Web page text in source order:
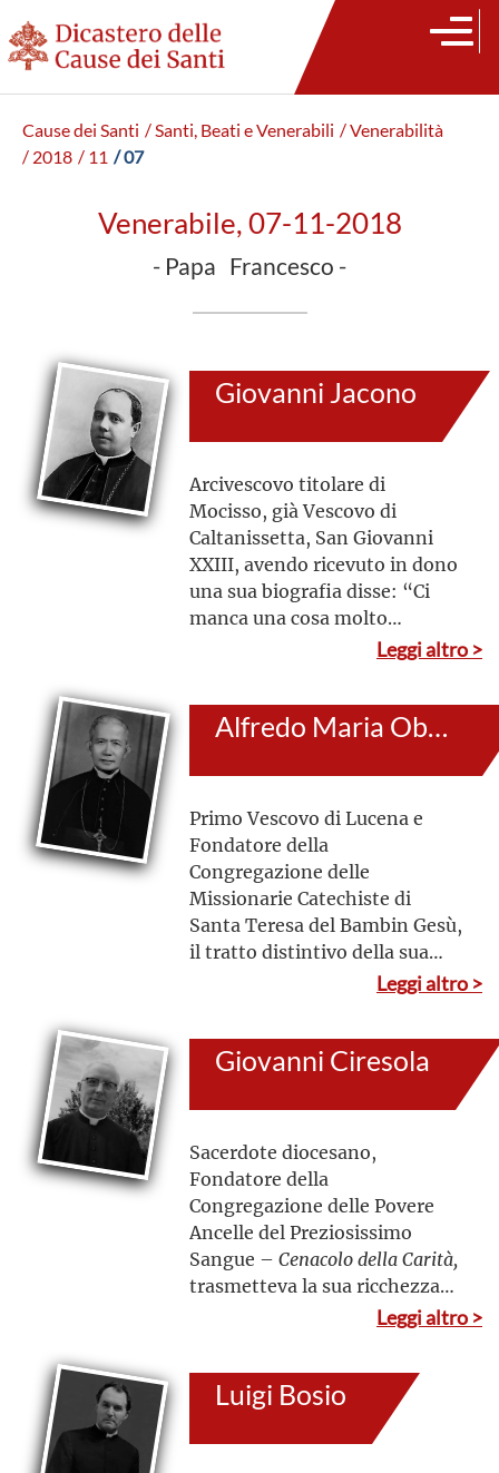
Cause dei Santi / Santi, Beati e Venerabili / Venerabilità
/ 2018 / 11 / 07
Venerabile, 07-11-2018
- Papa Francesco -
Giovanni Jacono
Arcivescovo titolare di
Mocisso, già Vescovo di
Caltanissetta, San Giovanni
XXIII, avendo ricevuto in dono
una sua biografia disse: “Ci
manca una cosa molto
importante. Ci manca che il
compagno Giovanni e diceva:
buono come Giovanni Jacono”
Leggi altro >
Alfredo Maria Obviar
Primo Vescovo di Lucena e
Fondatore della
Congregazione delle
Missionarie Catechiste di
Santa Teresa del Bambin Gesù,
il tratto distintivo della sua
Vescovo si fece annunciatore
raggiungere tutti i fedeli,
più emarginate e degli
ambienti rurali
Leggi altro >
Giovanni Ciresola
Sacerdote diocesano,
Fondatore della
Congregazione delle Povere
Ancelle del Preziosissimo
Sangue – Cenacolo della Carità,
trasmetteva la sua ricchezza
spirituale attraverso un
proponevano l’ideale della
“piccola santità”, ossia una
santità eroica forgiata
Leggi altro >
Luigi Bosio